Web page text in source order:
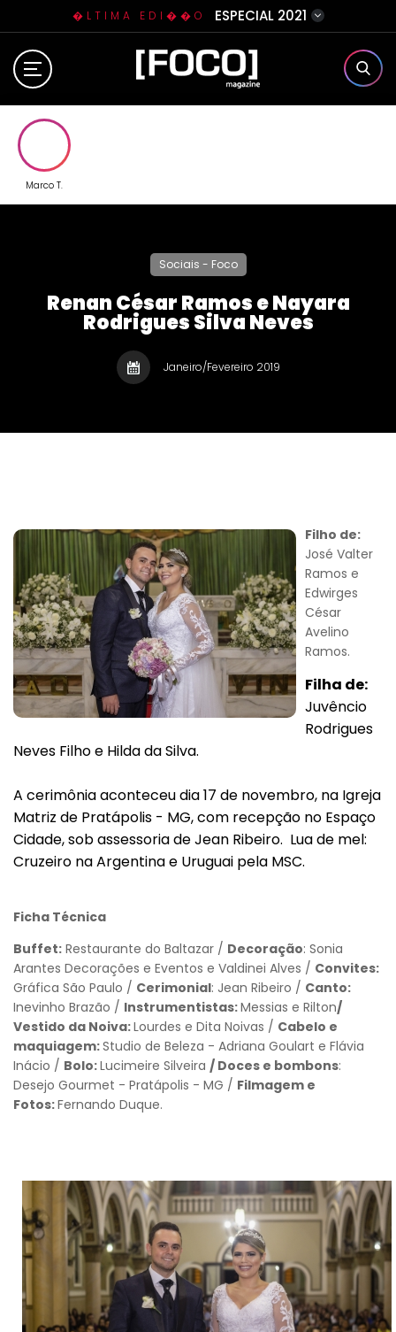
�LTIMA EDI��O ESPECIAL 2021
Home
Contato
Voltar
Marco T.
Sociais - Foco
Renan César Ramos e Nayara
Rodrigues Silva Neves
Janeiro/Fevereiro 2019
Filho de:
José Valter
Ramos e
Edwirges
César
Avelino
Ramos.
Filha de:
Juvêncio
Rodrigues
Neves Filho e Hilda da Silva.
A cerimônia aconteceu dia 17 de novembro, na Igreja
Matriz de Pratápolis - MG, com recepção no Espaço
Cidade, sob assessoria de Jean Ribeiro. Lua de mel:
Cruzeiro na Argentina e Uruguai pela MSC.
Ficha Técnica
Buffet: Restaurante do Baltazar / Decoração: Sonia
Arantes Decorações e Eventos e Valdinei Alves / Convites:
Gráfica São Paulo / Cerimonial: Jean Ribeiro / Canto:
Inevinho Brazão / Instrumentistas:Messias e Rilton/
Vestido da Noiva:Lourdes e Dita Noivas / Cabelo e
maquiagem:Studio de Beleza - Adriana Goulart e Flávia
Inácio / Bolo:Lucimeire Silveira / Doces e bombons:
Desejo Gourmet - Pratápolis - MG / Filmagem e
Fotos:Fernando Duque.